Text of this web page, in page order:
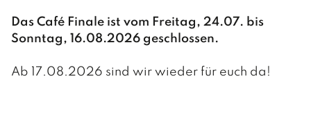
Das Café Finale ist vom Freitag, 24.07. bis
Sonntag, 16.08.2026 geschlossen.
Ab 17.08.2026 sind wir wieder für euch da!